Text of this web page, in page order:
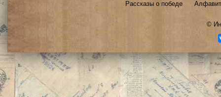
Рассказы о победе
©